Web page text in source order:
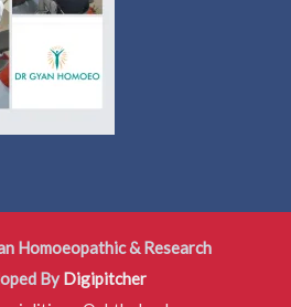
Homoeopathic & Research
By Digipitcher